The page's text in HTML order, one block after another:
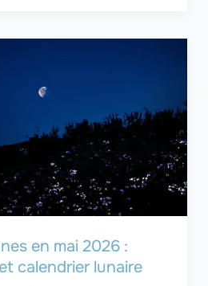
en mai 2026 :
calendrier lunaire